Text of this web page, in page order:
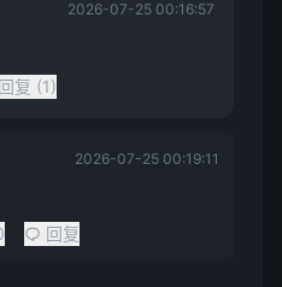
2026-07-25 00:16:57
回复 (1)
2026-07-25 00:19:11
回复